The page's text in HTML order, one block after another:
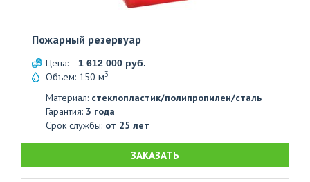
Пожарный резервуар
Цена: 1 612 000 руб.
Объем: 150 м3
Материал: стеклопластик/полипропилен/сталь
Гарантия: 3 года
Срок службы: от 25 лет
ЗАКАЗАТЬ